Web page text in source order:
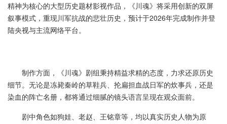
精神为核心的大型历史题材影视作品，《川魂》将采用创新的双屏
叙事模式，重现川军抗战的悲壮历史，预计于2026年完成制作并登
陆央视与主流网络平台。
制作方面，《川魂》剧组秉持精益求精的态度，力求还原历史
细节。无论是冻毙秦岭的草鞋兵、抡扁担血战日军的炊事兵，还是
染血的阵亡名册，都将通过细腻的镜头语言呈现在观众面前。
剧中角色如狗娃、老赵、王铭章等，均以真实历史人物为原